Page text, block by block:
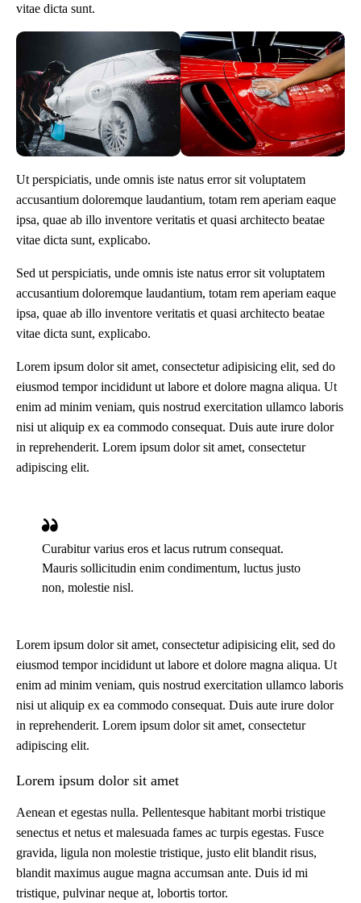
vitae dicta sunt.
Ut perspiciatis, unde omnis iste natus error sit voluptatem
accusantium doloremque laudantium, totam rem aperiam eaque
ipsa, quae ab illo inventore veritatis et quasi architecto beatae
vitae dicta sunt, explicabo.
Sed ut perspiciatis, unde omnis iste natus error sit voluptatem
accusantium doloremque laudantium, totam rem aperiam eaque
ipsa, quae ab illo inventore veritatis et quasi architecto beatae
vitae dicta sunt, explicabo.
Lorem ipsum dolor sit amet, consectetur adipisicing elit, sed do
eiusmod tempor incididunt ut labore et dolore magna aliqua. Ut
enim ad minim veniam, quis nostrud exercitation ullamco laboris
nisi ut aliquip ex ea commodo consequat. Duis aute irure dolor
in reprehenderit. Lorem ipsum dolor sit amet, consectetur
adipiscing elit.
Curabitur varius eros et lacus rutrum consequat.
Mauris sollicitudin enim condimentum, luctus justo
non, molestie nisl.
Lorem ipsum dolor sit amet, consectetur adipisicing elit, sed do
eiusmod tempor incididunt ut labore et dolore magna aliqua. Ut
enim ad minim veniam, quis nostrud exercitation ullamco laboris
nisi ut aliquip ex ea commodo consequat. Duis aute irure dolor
in reprehenderit. Lorem ipsum dolor sit amet, consectetur
adipiscing elit.
Lorem ipsum dolor sit amet
Aenean et egestas nulla. Pellentesque habitant morbi tristique
senectus et netus et malesuada fames ac turpis egestas. Fusce
gravida, ligula non molestie tristique, justo elit blandit risus,
blandit maximus augue magna accumsan ante. Duis id mi
tristique, pulvinar neque at, lobortis tortor.